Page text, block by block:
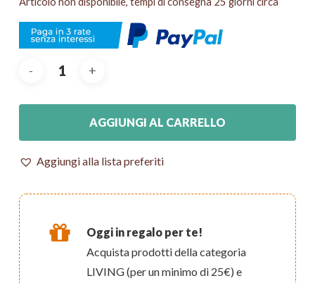
AGGIUNGI AL CARRELLO
Aggiungi alla lista preferiti
Oggi in regalo per te!
Acquista prodotti della categoria
LIVING (per un minimo di 25€) e